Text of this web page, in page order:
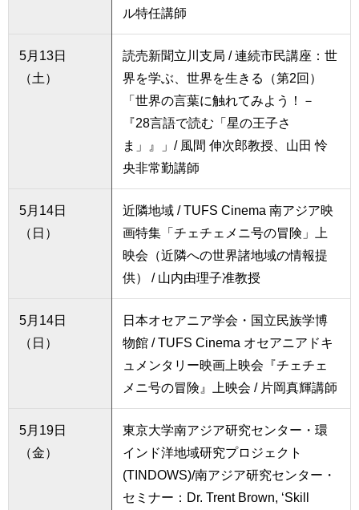
ル特任講師
5月13日
（土）
読売新聞立川支局 / 連続市民講座：世
界を学ぶ、世界を生きる（第2回）
「世界の言葉に触れてみよう！－
『28言語で読む「星の王子さ
ま」』」/ 風間 伸次郎教授、山田 怜
央非常勤講師
5月14日
（日）
近隣地域 / TUFS Cinema 南アジア映
画特集「チェチェメニ号の冒険」上
映会（近隣への世界諸地域の情報提
供） / 山内由理子准教授
5月14日
（日）
日本オセアニア学会・国立民族学博
物館 / TUFS Cinema オセアニアドキ
ュメンタリー映画上映会『チェチェ
メニ号の冒険』上映会 / 片岡真輝講師
5月19日
（金）
東京大学南アジア研究センター・環
インド洋地域研究プロジェクト
(TINDOWS)/南アジア研究センター・
セミナー：Dr. Trent Brown, ‘Skill